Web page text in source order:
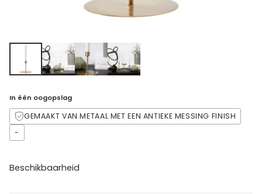
In één oogopslag
GEMAAKT VAN METAAL MET EEN ANTIEKE MESSING FINISH
-
Beschikbaarheid